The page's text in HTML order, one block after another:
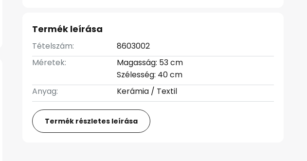
Termék leírása
Tételszám:
8603002
Méretek:
Magasság: 53 cm
Szélesség: 40 cm
Anyag:
Kerámia / Textil
Termék részletes leírása